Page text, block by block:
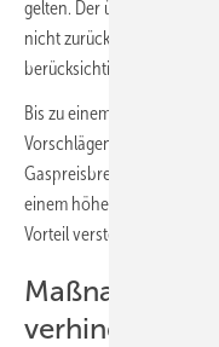
gelten. Der über den
nicht zurückgezahlt
berücksichtigen und dem
Bis zu einem Einkommen
Vorschlägen der
Gaspreisbremse und der
einem höheren
Vorteil versteuert werden.
Maßnahmen,
verhindern